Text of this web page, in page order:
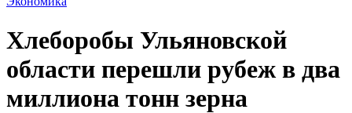
Хлеборобы Ульяновской
области перешли рубеж в два
миллиона тонн зерна